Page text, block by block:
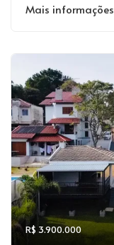
Mais informações
R$ 3.900.000